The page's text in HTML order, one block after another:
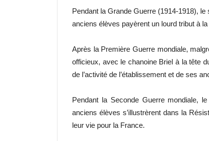
Pendant la Grande Guerre (1914-1918),
anciens élèves payèrent un lourd tribut à
Après la Première Guerre mondiale,
officieux, avec le chanoine Briel à la tête
de l’activité de l’établissement et de ses
Pendant la Seconde Guerre mondiale,
anciens élèves s’illustrèrent dans la
leur vie pour la France.